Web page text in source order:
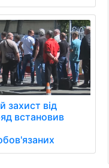
захист від
встановив